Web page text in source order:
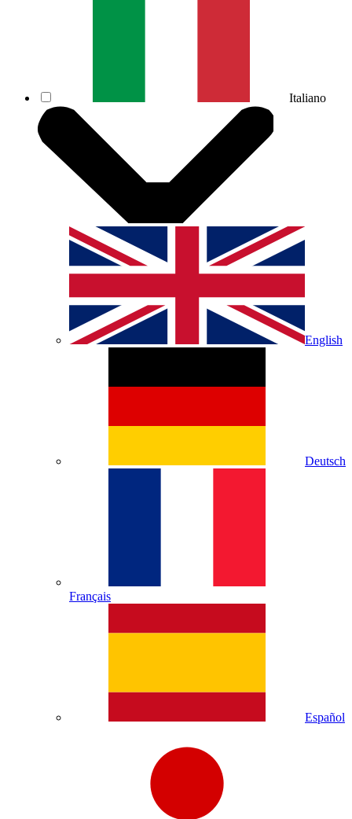
Italiano
English
Deutsch
Français
Español